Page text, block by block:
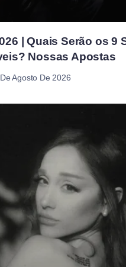
| Quais Serão os 9
Nossas Apostas
Agosto De 2026